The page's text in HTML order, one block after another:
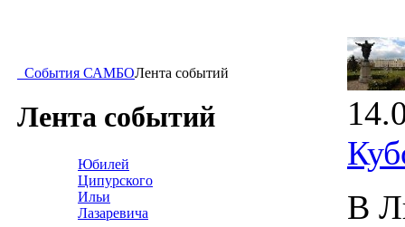
События САМБОЛента событий
Лента событий
Юбилей
Ципурского
Ильи
Лазаревича
В